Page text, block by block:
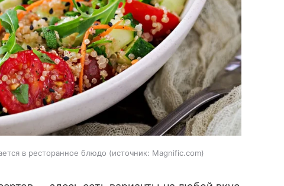
в ресторанное блюдо источник: Magnific.com